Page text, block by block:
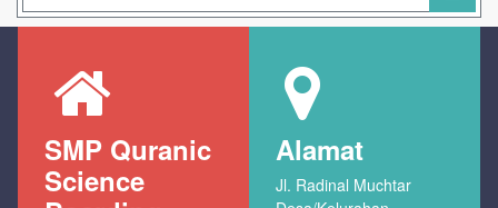
SMP Quranic
Science
Alamat
Jl. Radinal Muchtar